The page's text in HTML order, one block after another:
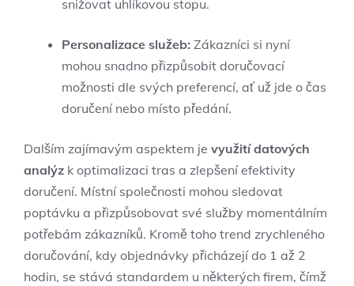
snižovat uhlíkovou stopu.
Personalizace služeb: Zákazníci si nyní
mohou snadno přizpůsobit doručovací
možnosti dle svých preferencí, ať už jde o čas
doručení nebo místo předání.
Dalším zajímavým aspektem je využití datových
analýz k optimalizaci tras a zlepšení efektivity
doručení. Místní společnosti mohou sledovat
poptávku a přizpůsobovat své služby momentálním
potřebám zákazníků. Kromě toho trend zrychleného
doručování, kdy objednávky přicházejí do 1 až 2
hodin, se stává standardem u některých firem, čímž